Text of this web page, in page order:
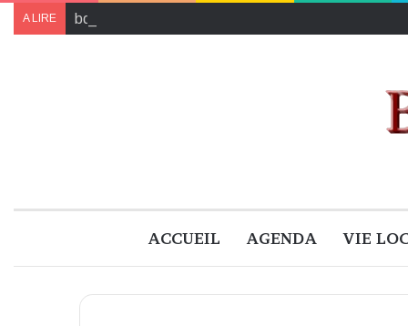
A LIRE bd BOUM 2024 : les lauréat·es des sept prix
ACCUEIL AGENDA VIE